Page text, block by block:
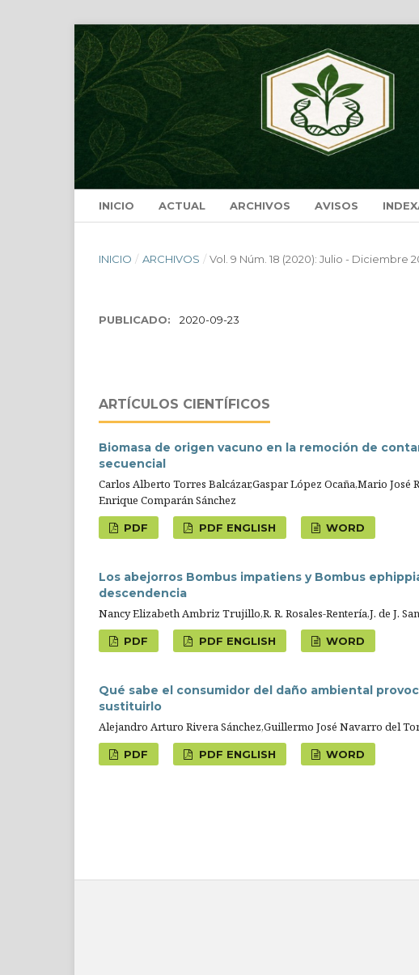
INICIO ACTUAL ARCHIVOS AVISOS
INICIO / ARCHIVOS / Vol. 9 Núm. 18 (2020): Julio - Diciembre
PUBLICADO: 2020-09-23
ARTÍCULOS CIENTÍFICOS
Biomasa de origen vacuno en la remoción de
secuencial
Carlos Alberto Torres Balcázar,Gaspar López Ocaña,Mario
Enrique Comparán Sánchez
PDF PDF ENGLISH WORD
Los abejorros Bombus impatiens y Bombus
descendencia
Nancy Elizabeth Ambriz Trujillo,R. R. Rosales-Rentería,J. de J.
PDF PDF ENGLISH WORD
Qué sabe el consumidor del daño ambiental
sustituirlo
Alejandro Arturo Rivera Sánchez,Guillermo José Navarro del
PDF PDF ENGLISH WORD